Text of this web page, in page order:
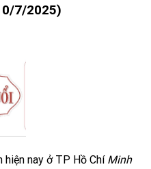
7/2025)
nay ở TP Hồ Chí Minh